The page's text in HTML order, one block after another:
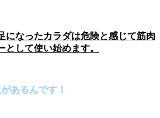
になったカラダは危険と感じて筋肉
して使い始めます。
あるんです！